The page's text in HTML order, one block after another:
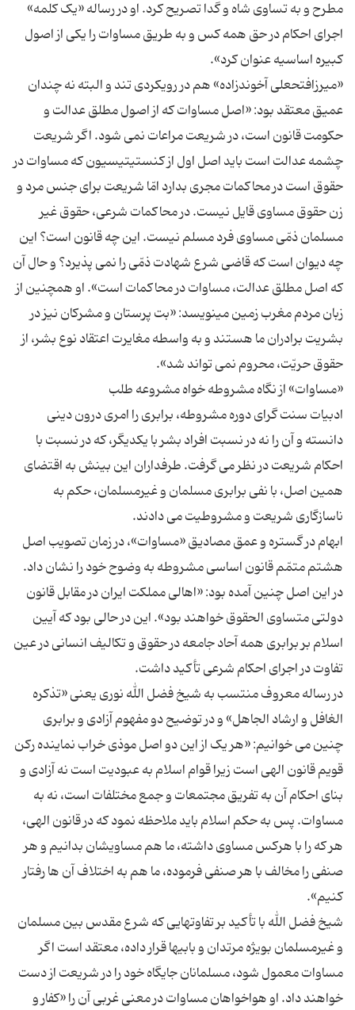
مطرح و به تساوی شاه و گدا تصریح کرد. او در رساله «یک کلمه»
اجرای احکام در حق همه کس و به طریق مساوات را یکی از اصول
«میرزافتحعلی آخوندزاده» هم در رویکردی تند و البته نه چندان
عمیق معتقد بود: «اصل مساوات که از اصول مطلق عدالت و
حکومت قانون است، در شریعت مراعات نمی شود. اگر شریعت
چشمه عدالت است باید اصل اول از کنستیتیسیون که مساوات در
حقوق است در محاکمات مجری بدارد امّا شریعت برای جنس مرد و
زن حقوق مساوی قایل نیست. در محاکمات شرعی، حقوق غیر
مسلمان ذمّی مساوی فرد مسلم نیست. این چه قانون است؟ این
چه دیوان است که قاضی شرع شهادت ذمّی را نمی پذیرد؟ و حال آن
که اصل مطلق عدالت، مساوات در محاکمات است». او همچنین از
زبان مردم مغرب زمین مینویسد: «بت پرستان و مشرکان نیز در
بشریت برادران ما هستند و به واسطه مغایرت اعتقاد نوع بشر، از
ادبیات سنت گرای دوره مشروطه، برابری را امری درون دینی
دانسته و آن را نه در نسبت افراد بشر با یکدیگر، که در نسبت با
احکام شریعت در نظر می گرفت. طرفداران این بینش به اقتضای
همین اصل، با نفی برابری مسلمان و غیرمسلمان، حکم به
ابهام در گستره و عمق مصادیق «مساوات»، در زمان تصویب اصل
هشتم متمّم قانون اساسی مشروطه به وضوح خود را نشان داد.
در این اصل چنین آمده بود: «اهالی مملکت ایران در مقابل قانون
دولتی متساوی الحقوق خواهند بود». این در حالی بود که آیین
اسلام بر برابری همه آحاد جامعه در حقوق و تکالیف انسانی در عین
در رساله معروف منتسب به شیخ فضل الله نوری یعنی «تذکره
الغافل و ارشاد الجاهل» و در توضیح دو مفهوم آزادی و برابری
چنین می خوانیم: «هر یک از این دو اصل موذی خراب نماینده رکن
قویم قانون الهی است زیرا قوام اسلام به عبودیت است نه آزادی و
بنای احکام آن به تفریق مجتمعات و جمع مختلفات است، نه به
مساوات. پس به حکم اسلام باید ملاحظه نمود که در قانون الهی،
هر که را با هرکس مساوی داشته، ما هم مساویشان بدانیم و هر
صنفی را مخالف با هر صنفی فرموده، ما هم به اختلاف آن ها رفتار
شیخ فضل الله با تأکید بر تفاوتهایی که شرع مقدس بین مسلمان
و غیرمسلمان بویژه مرتدان و بابیها قرار داده، معتقد است اگر
مساوات معمول شود، مسلمانان جایگاه خود را در شریعت از دست
خواهند داد. او هواخواهان مساوات در معنی غربی آن را «کفار و